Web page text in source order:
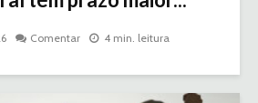
Comentar 4 min. leitura